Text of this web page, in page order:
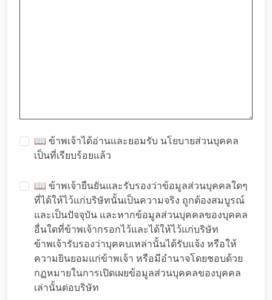
📖 ข้าพเจ้าได้อ่านและยอมรับ นโยบายส่วนบุคคล
เป็นที่เรียบร้อยแล้ว
📖 ข้าพเจ้ายืนยันและรับรองว่าข้อมูลส่วนบุคคลใดๆ
ที่ได้ให้ไว้แก่บริษัทนั้นเป็นความจริง ถูกต้องสมบูรณ์
และเป็นปัจจุบัน และหากข้อมูลส่วนบุคคลของบุคคล
อื่นใดที่ข้าพเจ้ากรอกไว้และได้ให้ไว้แก่บริษัท
ข้าพเจ้ารับรองว่าบุคคบเหล่านั้นได้รับแจ้ง หรือให้
ความยินยอมแก่ข้าพเจ้า หรือมีอำนาจโดยชอบด้วย
กฏหมายในการเปิดเผยข้อมูลส่วนบุคคลของบุคคล
เล่านั้นต่อบริษัท